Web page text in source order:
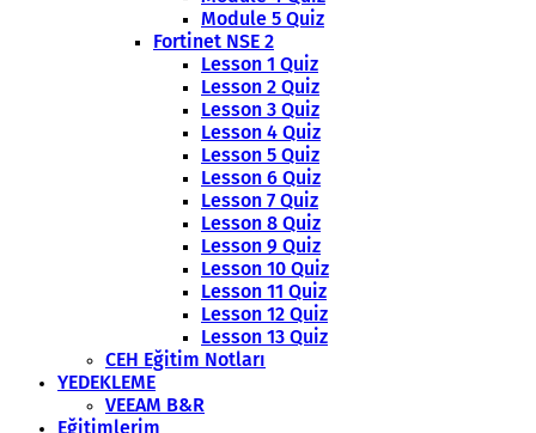
Module 5 Quiz
Fortinet NSE 2
Lesson 1 Quiz
Lesson 2 Quiz
Lesson 3 Quiz
Lesson 4 Quiz
Lesson 5 Quiz
Lesson 6 Quiz
Lesson 7 Quiz
Lesson 8 Quiz
Lesson 9 Quiz
Lesson 10 Quiz
Lesson 11 Quiz
Lesson 12 Quiz
Lesson 13 Quiz
CEH Eğitim Notları
YEDEKLEME
VEEAM B&R
Eğitimlerim